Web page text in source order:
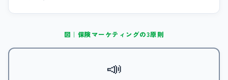
図｜保険マーケティングの3原則
📣